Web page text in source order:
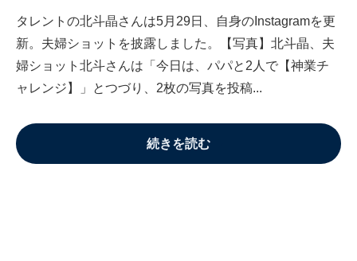
タレントの北斗晶さんは5月29日、自身のInstagramを更
新。夫婦ショットを披露しました。【写真】北斗晶、夫
婦ショット北斗さんは「今日は、パパと2人で【神業チ
ャレンジ】」とつづり、2枚の写真を投稿...
続きを読む